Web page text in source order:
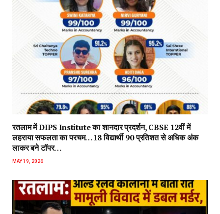
रतलाम में DIPS Institute का शानदार प्रदर्शन, CBSE 12वीं में
लहराया सफलता का परचम…18 विद्यार्थी 90 प्रतिशत से अधिक अंक
लाकर बने टॉपर…
MAY 19, 2026